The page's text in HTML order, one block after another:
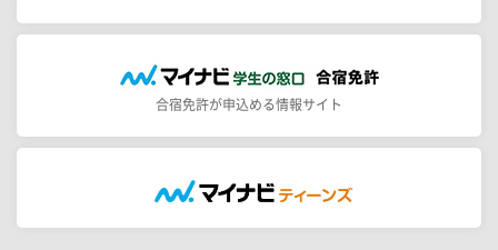
合宿免許が申込める情報サイト